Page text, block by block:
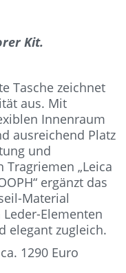
Kit.
Tasche zeichnet
aus. Mit
Innenraum
ausreichend Platz
und
Tragriemen „Leica
ergänzt das
Material
Elementen
elegant zugleich.
1290 Euro